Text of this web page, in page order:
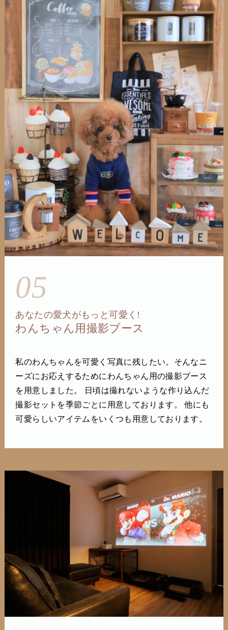
05
あなたの愛犬がもっと可愛く!
わんちゃん用撮影ブース
私のわんちゃんを可愛く写真に残したい。そんなニ
ーズにお応えするためにわんちゃん用の撮影ブース
を用意しました。 日頃は撮れないような作り込んだ
撮影セットを季節ごとに用意しております。 他にも
可愛らしいアイテムをいくつも用意しております。